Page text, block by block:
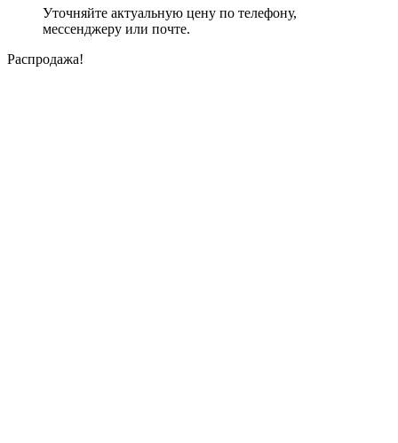
Уточняйте актуальную цену по телефону,
мессенджеру или почте.
Распродажа!